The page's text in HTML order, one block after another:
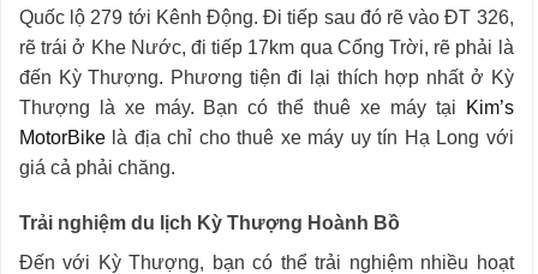
Quốc lộ 279 tới Kênh Động. Đi tiếp sau đó rẽ vào ĐT 326,
rẽ trái ở Khe Nước, đi tiếp 17km qua Cổng Trời, rẽ phải là
đến Kỳ Thượng. Phương tiện đi lại thích hợp nhất ở Kỳ
Thượng là xe máy. Bạn có thể thuê xe máy tại
Kim’s
MotorBike là địa chỉ cho thuê xe máy uy tín Hạ Long với
giá cả phải chăng.
Trải nghiệm du lịch Kỳ Thượng Hoành Bồ
Đến với Kỳ Thượng, bạn có thể trải nghiệm nhiều hoạt